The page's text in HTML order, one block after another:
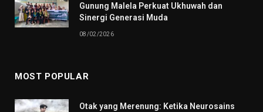
Gunung Malela Perkuat Ukhuwah dan
Sinergi Generasi Muda
08/02/2026
MOST POPULAR
Otak yang Merenung: Ketika Neurosains